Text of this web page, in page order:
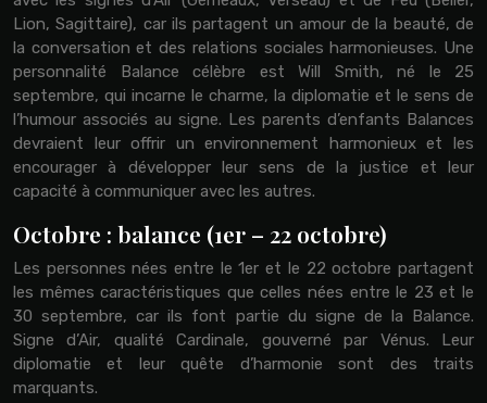
Lion, Sagittaire), car ils partagent un amour de la beauté, de
la conversation et des relations sociales harmonieuses. Une
personnalité Balance célèbre est Will Smith, né le 25
septembre, qui incarne le charme, la diplomatie et le sens de
l’humour associés au signe. Les parents d’enfants Balances
devraient leur offrir un environnement harmonieux et les
encourager à développer leur sens de la justice et leur
capacité à communiquer avec les autres.
Octobre : balance (1er – 22 octobre)
Les personnes nées entre le 1er et le 22 octobre partagent
les mêmes caractéristiques que celles nées entre le 23 et le
30 septembre, car ils font partie du signe de la Balance.
Signe d’Air, qualité Cardinale, gouverné par Vénus. Leur
diplomatie et leur quête d’harmonie sont des traits
marquants.